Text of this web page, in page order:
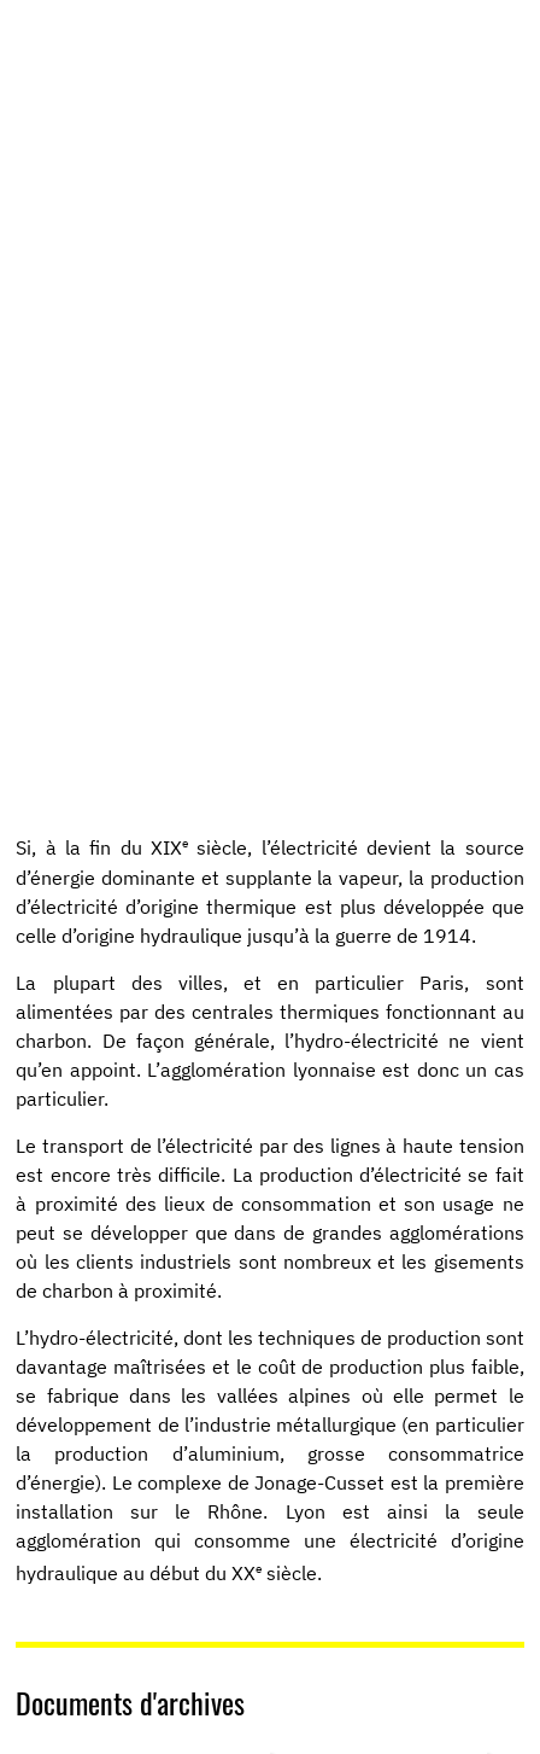
Si, à la fin du XIXe siècle, l’électricité devient la source
d’énergie dominante et supplante la vapeur, la production
d’électricité d’origine thermique est plus développée que
celle d’origine hydraulique jusqu’à la guerre de 1914.
La plupart des villes, et en particulier Paris, sont
alimentées par des centrales thermiques fonctionnant au
charbon. De façon générale, l’hydro-électricité ne vient
qu’en appoint. L’agglomération lyonnaise est donc un cas
particulier.
Le transport de l’électricité par des lignes à haute tension
est encore très difficile. La production d’électricité se fait
à proximité des lieux de consommation et son usage ne
peut se développer que dans de grandes agglomérations
où les clients industriels sont nombreux et les gisements
de charbon à proximité.
L’hydro-électricité, dont les techniques de production sont
davantage maîtrisées et le coût de production plus faible,
se fabrique dans les vallées alpines où elle permet le
développement de l’industrie métallurgique (en particulier
la production d’aluminium, grosse consommatrice
d’énergie). Le complexe de Jonage-Cusset est la première
installation sur le Rhône. Lyon est ainsi la seule
agglomération qui consomme une électricité d’origine
hydraulique au début du XXe siècle.
Documents d'archives